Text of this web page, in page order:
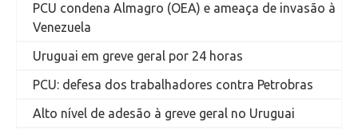
PCU condena Almagro (OEA) e ameaça de invasão à
Venezuela
Uruguai em greve geral por 24 horas
PCU: defesa dos trabalhadores contra Petrobras
Alto nível de adesão à greve geral no Uruguai